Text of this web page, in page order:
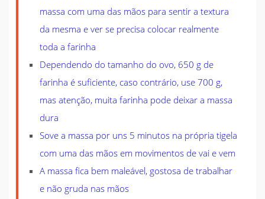
massa com uma das mãos para sentir a textura
da mesma e ver se precisa colocar realmente
toda a farinha
Dependendo do tamanho do ovo, 650 g de
farinha é suficiente, caso contrário, use 700 g,
mas atenção, muita farinha pode deixar a massa
dura
Sove a massa por uns 5 minutos na própria tigela
com uma das mãos em movimentos de vai e vem
A massa fica bem maleável, gostosa de trabalhar
e não gruda nas mãos